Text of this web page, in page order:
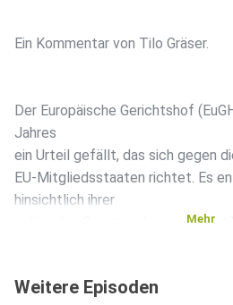
Ein Kommentar von Tilo Gräser.
Der Europäische Gerichtshof
Jahres
ein Urteil gefällt, das sich gegen
EU-Mitgliedsstaaten richtet. Es
hinsichtlich ihrer
nationalen Gesetzgebung, wie
andere sogar von einem
Mehr
Weitere Episoden